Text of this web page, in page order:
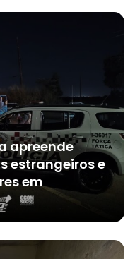
apreende
estrangeiros e
em